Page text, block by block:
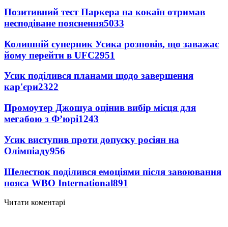
Позитивний тест Паркера на кокаїн отримав
несподіване пояснення5033
Колишній суперник Усика розповів, що заважає
йому перейти в UFC2951
Усик поділився планами щодо завершення
кар'єри2322
Промоутер Джошуа оцінив вибір місця для
мегабою з Ф’юрі1243
Усик виступив проти допуску росіян на
Олімпіаду956
Шелестюк поділився емоціями після завоювання
пояса WBO International891
Читати коментарі